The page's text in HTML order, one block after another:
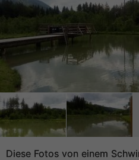
Diese Fotos von einem